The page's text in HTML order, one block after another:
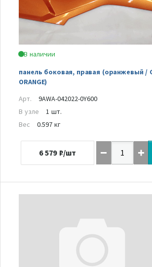
В наличии
панель боковая, правая (оранжевый /
ORANGE)
Арт.
9AWA-042022-0Y600
В узле
1 шт.
Вес
0.597 кг
6 579 ₽/шт